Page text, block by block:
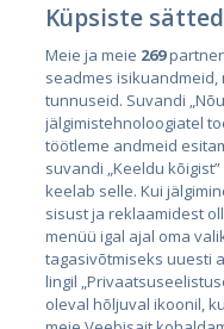
Страны
Эстония
Латвия
Литва
Küpsiste
Meie ja meie 269
seadmes
tunnuseid. Suvandi
jälgimistehnoloogiatel
töötleme andmeid
suvandi „Keeldu
keelab selle. Kui
sisust ja reklaamidest
menüü igal ajal oma
tagasivõtmiseks uuesti
lingil
oleval hõljuval ikoonil,